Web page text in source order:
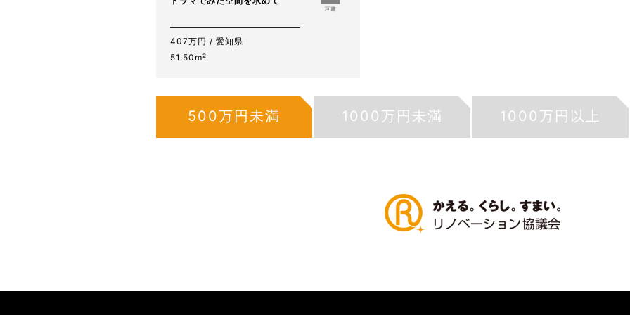
407万円 / 愛知県
51.50m²
500万円未満 1000万円未満 1000万円以上